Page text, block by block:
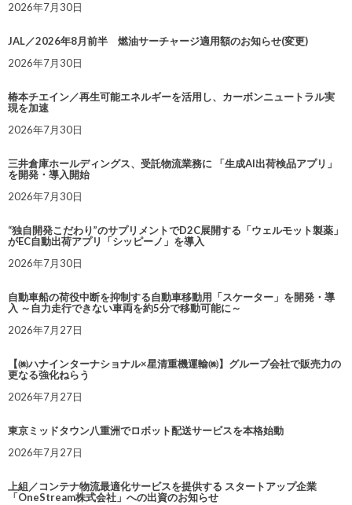
2026年7月30日
JAL／2026年8月前半 燃油サーチャージ適用額のお知らせ(変更)
2026年7月30日
椿本チエイン／再生可能エネルギーを活用し、カーボンニュートラル実
現を加速
2026年7月30日
三井倉庫ホールディングス、受託物流業務に 「生成AI出荷検品アプリ」
を開発・導入開始
2026年7月30日
“独自開発こだわり”のサプリメントでD2C展開する「ウェルモット製薬」
がEC自動出荷アプリ「シッピーノ」を導入
2026年7月30日
自動車船の荷役中断を抑制する自動車移動用「スケーター」を開発・導
入 ～自力走行できない車両を約5分で移動可能に～
2026年7月27日
【㈱ハナインターナショナル×星清重機運輸㈱】グループ会社で販売力の
更なる強化ねらう
2026年7月27日
東京ミッドタウン八重洲でロボット配送サービスを本格始動
2026年7月27日
上組／コンテナ物流最適化サービスを提供する スタートアップ企業
「OneStream株式会社」への出資のお知らせ